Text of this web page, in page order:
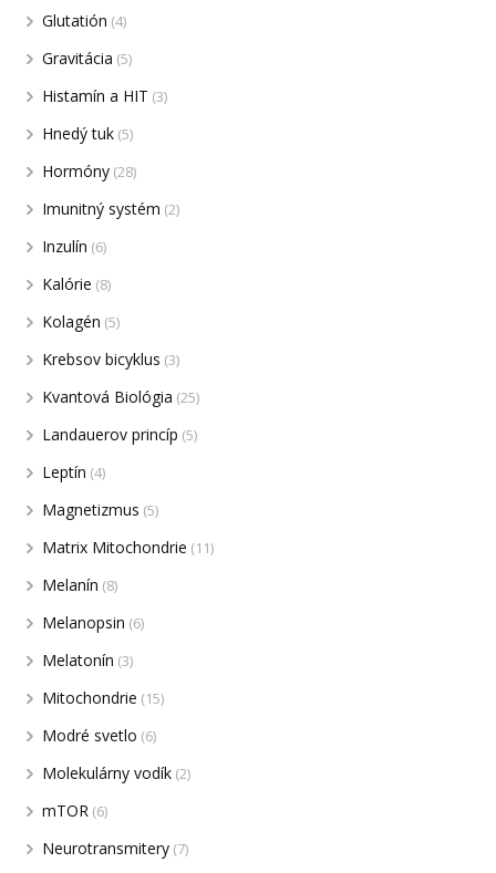
Glutatión (4)
Gravitácia (5)
Histamín a HIT (3)
Hnedý tuk (5)
Hormóny (28)
Imunitný systém (2)
Inzulín (6)
Kalórie (8)
Kolagén (5)
Krebsov bicyklus (3)
Kvantová Biológia (25)
Landauerov princíp (5)
Leptín (4)
Magnetizmus (5)
Matrix Mitochondrie (11)
Melanín (8)
Melanopsin (6)
Melatonín (3)
Mitochondrie (15)
Modré svetlo (6)
Molekulárny vodík (2)
mTOR (6)
Neurotransmitery (7)